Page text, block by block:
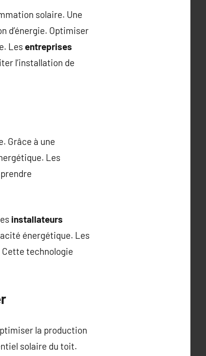
solaire. Une
d’énergie. Optimiser
Lesentreprises
l’installation de
Grâce à une
Les
installateurs
énergétique. Les
Cette technologie
la production
solaire du toit.